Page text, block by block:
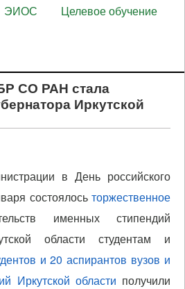
ЭИОС
Целевое обучение
СО РАН стала
Иркутской
в День российского
состоялось торжественное
именных стипендий
области студентам и
и 20 аспирантов вузов и
Иркутской области получили